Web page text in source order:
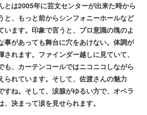
とは2005年に芸文センターが出来た時から
と、もっと前からシンフォニーホールなど
います。印象で言うと、プロ意識の塊のよ
事があっても舞台に穴をあけない。体調が
れます。ファインダー越しに見ていて、
も、カーテンコールではニコニコしながら
られています。そして、佐渡さんの魅力
すね。そして、涙腺がゆるい方で、オペラ
決まって涙を見せられます。